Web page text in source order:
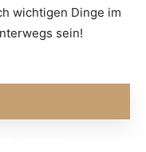
wichtigen Dinge im
sein!